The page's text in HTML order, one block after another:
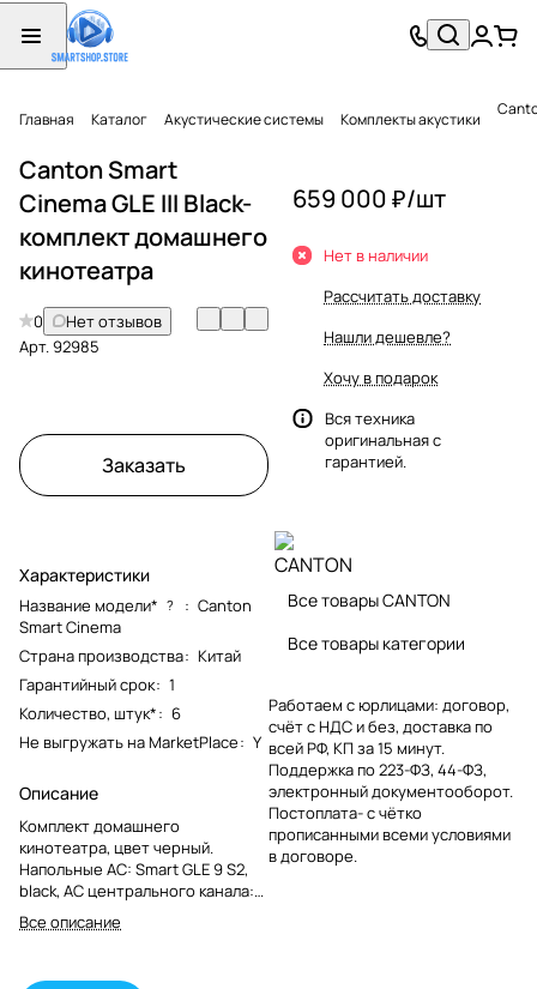
Главная Каталог Акустические системы Комплекты акустики
Canton Smart
Cinema GLE III Black-
комплект домашнего
кинотеатра
0
Нет отзывов
Арт.92985
Заказать
Характеристики
Название модели* ? : Canton
Smart Cinema
Страна производства: Китай
Гарантийный срок: 1
Количество, штук*: 6
Не выгружать на MarketPlace: Y
Описание
Комплект домашнего
кинотеатра, цвет черный.
Напольные АС: Smart GLE 9 S2,
black, АС центрального канала:
Smart GLE 5 S2, black, Полочные
АС: Smart GLE 3 S2, black,
Fi, Bluetooth, HDMI, AirPlay 2,
Все описание
659 000 ₽/шт
Нет в наличии
Рассчитать доставку
Нашли дешевле?
Хочу в подарок
Вся техника
оригинальная с
гарантией.
Все товары CANTON
Все товары категории
Работаем с юрлицами: договор,
счёт с НДС и без, доставка по
всей РФ, КП за 15 минут.
Поддержка по 223-ФЗ, 44-ФЗ,
электронный документооборот.
Постоплата- с чётко
прописанными всеми условиями
в договоре.